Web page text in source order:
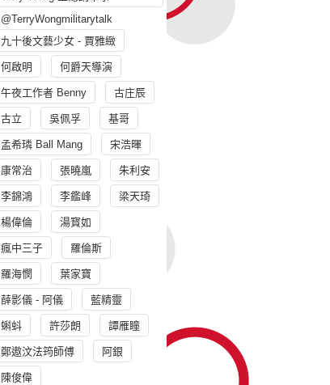
@TerryWongmilitarytalk
九十後文藝少女 - 賈雅緻
何啟明 何爵天導演
午夜工作者 Benny 古庄辰
古立 吳佩孚 基哥
孟希璘 Ball Mang 宋浩暉
康常治 張曉嵐 朱利安
李錦鴻 李鑑峰 梁天琦
楊偉倫 湯寳如
瘋中三子 羅倫斯
羅海憫 葉家寶
薛影儀 - 阿儀 藍精靈
蝌蚪 許莎朗 譚雁瞳
鄭遨汶法筠師傅 阿銀
陳俊偉